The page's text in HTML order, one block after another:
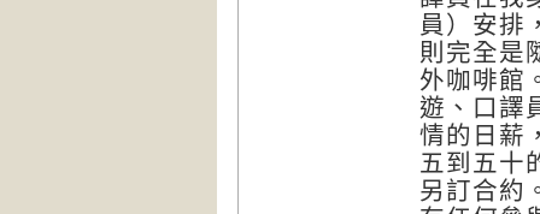
員）安排
則完全是
外咖啡館
遊、口譯
情的日薪
五到五十
另訂合約